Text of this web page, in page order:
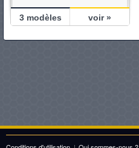
3modèles voir »